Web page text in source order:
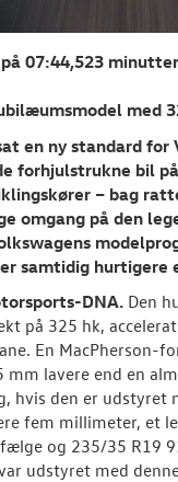
07:44,523
med
en ny standard
forhjulstrukne bil
– bag
omgang på den
er samtidig
DNA. Den
på 325 hk,
En
lavere end en
hvis den er udstyret
fem millimeter, et
og 235/35 R19
udstyret med